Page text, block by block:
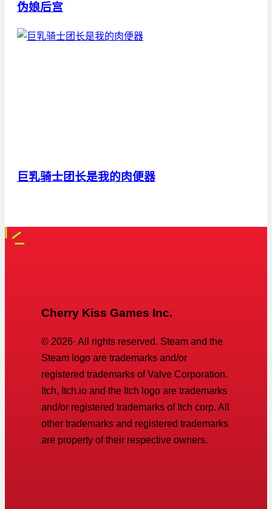
伪娘后宫
巨乳骑士团长是我的肉便器
Cherry Kiss Games Inc.
© 2026· All rights reserved. Steam and the
Steam logo are trademarks and/or
registered trademarks of Valve Corporation.
Itch, Itch.io and the Itch logo are trademarks
and/or registered trademarks of Itch corp. All
other trademarks and registered trademarks
are property of their respective owners.